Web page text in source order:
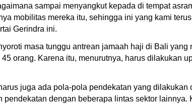
sampai menyangkut kepada di tempat
mobilitas mereka itu, sehingga ini yang kami
Gerindra ini.
masa tunggu antrean jamaah haji di Bali yang
orang. Karena itu, menurutnya, harus dilakukan
juga ada pola-pola pendekatan yang dilakukan
dengan beberapa lintas sektor lainnya.